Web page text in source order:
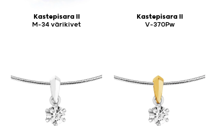
Kastepisara II
M-34 värikivet
Kastepisara II
V-370Pw